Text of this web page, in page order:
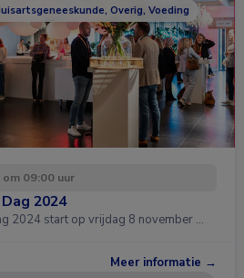
Overig, Voeding
09:00 uur
2024
2024 start op vrijdag 8 november …
Meer informatie →